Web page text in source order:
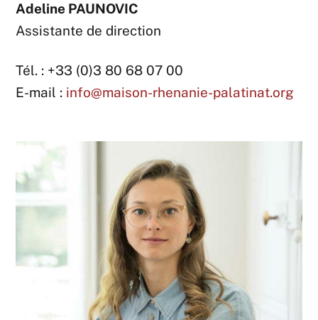
Adeline PAUNOVIC
Assistante de direction
Tél. : +33 (0)3 80 68 07 00
E-mail : info@maison-rhenanie-palatinat.org